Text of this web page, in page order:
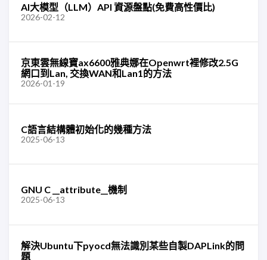
AI大模型（LLM）API 資源盤點(免費高性價比)
2026-02-12
京東雲無線寶ax6600雅典娜在Openwrt裡修改2.5G
網口到Lan, 交換WAN和Lan1的方法
2026-01-19
C語言結構體初始化的幾種方法
2025-06-13
GNU C __attribute__機制
2025-06-13
解決Ubuntu下pyocd無法識別某些自製DAPLink的問
題